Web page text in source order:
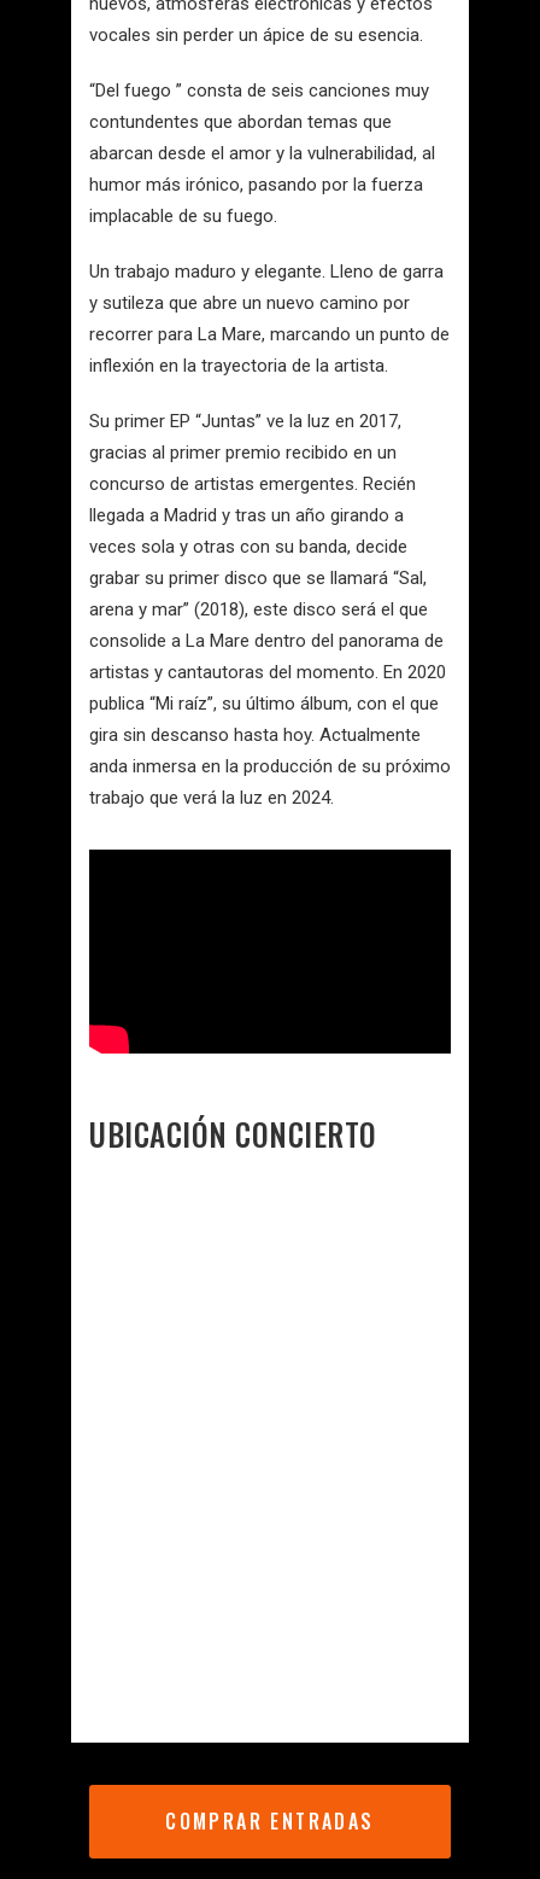
vocales sin perder un ápice de su esencia.
“Del fuego ” consta de seis canciones muy
contundentes que abordan temas que
abarcan desde el amor y la vulnerabilidad, al
humor más irónico, pasando por la fuerza
implacable de su fuego.
Un trabajo maduro y elegante. Lleno de garra
y sutileza que abre un nuevo camino por
recorrer para La Mare, marcando un punto de
inflexión en la trayectoria de la artista.
Su primer EP “Juntas” ve la luz en 2017,
gracias al primer premio recibido en un
concurso de artistas emergentes. Recién
llegada a Madrid y tras un año girando a
veces sola y otras con su banda, decide
grabar su primer disco que se llamará “Sal,
arena y mar” (2018), este disco será el que
consolide a La Mare dentro del panorama de
artistas y cantautoras del momento. En 2020
publica “Mi raíz”, su último álbum, con el que
gira sin descanso hasta hoy. Actualmente
anda inmersa en la producción de su próximo
trabajo que verá la luz en 2024.
UBICACIÓN CONCIERTO
COMPRAR ENTRADAS